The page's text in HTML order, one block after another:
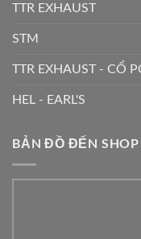
TTR EXHAUST
STM
TTR EXHAUST - CỔ
HEL - EARL'S
BẢN ĐỒ ĐẾN SHOP